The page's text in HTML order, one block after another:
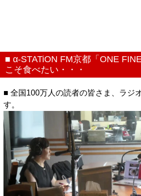
■ α-STATiON FM京都「ONE
こそ食べたい・・・
■ 全国100万人の読者の皆さま、ラジ
す。